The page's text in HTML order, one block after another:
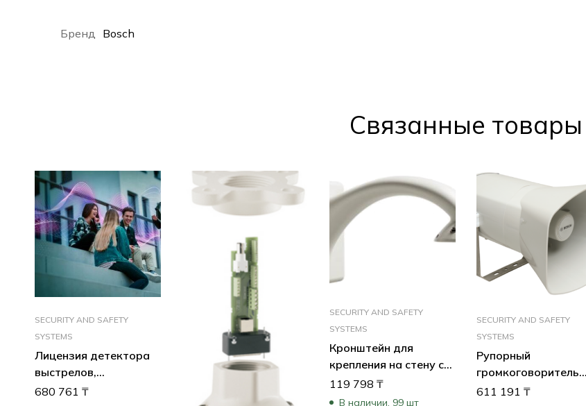
Бренд Bosch
Cвязанные товары
SECURITY AND SAFETY
SYSTEMS
Лицензия детектора
выстрелов,
бессрочная
680 761 ₸
SECURITY AND SAFETY
SYSTEMS
Кронштейн для
крепления на стену с
соединительными
проводами ( Pendant
119 798 ₸
В наличии, 99 шт
SECURITY AND SAFETY
SYSTEMS
Рупорный
громкоговоритель
15W, SIP, длинный
611 191 ₸